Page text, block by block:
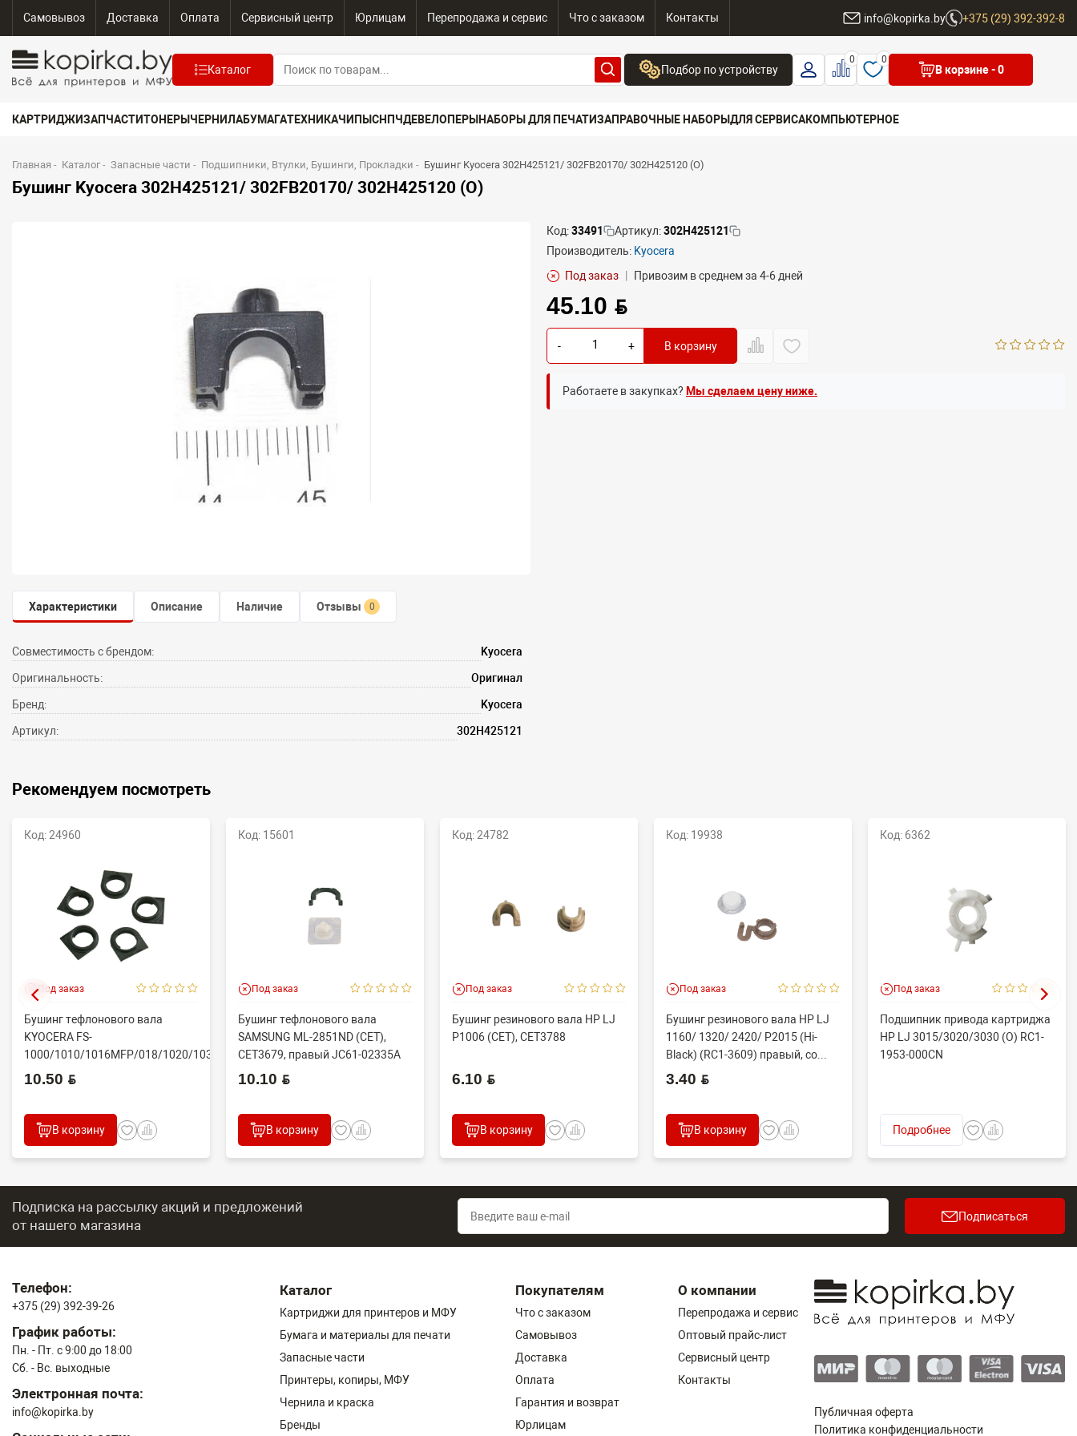
Самовывоз Доставка Оплата Сервисный центр Юрлицам Перепродажа и сервис Что с заказом Контакты info@kopirka.by +375 (29) 392-392-8
Каталог Подбор по устройству
Выберите бренд
Сначала выберите бренд
0 0
В корзине- 0
КАРТРИДЖИЗАПЧАСТИТОНЕРЫ ЧЕРНИЛАБУМАГАТЕХНИКАЧИПЫСНПЧДЕВЕЛОПЕРЫ НАБОРЫ ДЛЯ ПЕЧАТИЗАПРАВОЧНЫЕ НАБОРЫДЛЯ СЕРВИСАКОМПЬЮТЕРНОЕ
Главная - Каталог - Запасные части - Подшипники, Втулки, Бушинги, Прокладки - Бушинг Kyocera 302H425121/ 302FB20170/ 302H425120 (O)
Бушинг Kyocera 302H425121/ 302FB20170/ 302H425120 (O)
Характеристики Описание Наличие Отзывы 0
Совместимость с брендом: Kyocera
Оригинальность: Оригинал
Бренд: Kyocera
Артикул: 302H425121
Код:33491 Артикул:302H425121
Производитель: Kyocera
Под заказ
Привозим в среднем за 4-6 дней
45.10 BYN
- + В корзину
Работаете в закупках? Мы сделаем цену ниже.
Рекомендуем посмотреть
Код: 24960
Под заказ
Бушинг тефлонового вала
KYOCERA FS-
1000/1010/1016MFP/018/1020/1030D
(CET), CET4313B, ...
10.50 BYN
В корзину
Код: 15601
Под заказ
Бушинг тефлонового вала
SAMSUNG ML-2851ND (CET),
CET3679, правый JC61-02335A
10.10 BYN
В корзину
Код: 24782
Под заказ
Бушинг резинового вала HP LJ
P1006 (CET), CET3788
6.10 BYN
В корзину
Код: 19938
Под заказ
Бушинг резинового вала HP LJ
1160/ 1320/ 2420/ P2015 (Hi-
Black) (RC1-3609) правый, со...
3.40 BYN
В корзину
Код: 6362
Под заказ
Подшипник привода картриджа
HP LJ 3015/3020/3030 (O) RC1-
1953-000CN
Подробнее
Подписка на рассылку акций и предложений
от нашего магазина
Подписаться
Телефон:
+375 (29) 392-39-26
График работы:
Пн. - Пт. с 9:00 до 18:00
Сб. - Вс. выходные
Электронная почта:
info@kopirka.by
Каталог
Картриджи для принтеров и МФУ
Бумага и материалы для печати
Запасные части
Принтеры, копиры, МФУ
Чернила и краска
Бренды
Покупателям
Что с заказом
Самовывоз
Доставка
Оплата
Гарантия и возврат
Юрлицам
О компании
Перепродажа и сервис
Оптовый прайс-лист
Сервисный центр
Контакты
Публичная оферта
Политика конфиденциальности